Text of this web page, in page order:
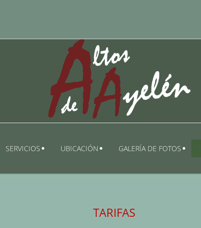
SERVICIOS UBICACIÓN GALERÍA DE FOTOS
TARIFAS